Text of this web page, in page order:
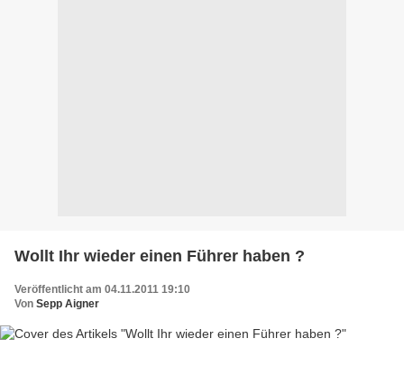
Wollt Ihr wieder einen Führer haben ?
Veröffentlicht am 04.11.2011 19:10
Von Sepp Aigner